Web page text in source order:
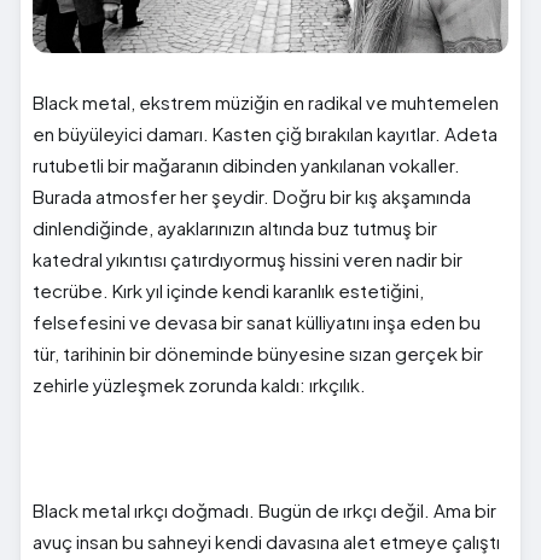
Black metal, ekstrem müziğin en radikal ve muhtemelen
en büyüleyici damarı. Kasten çiğ bırakılan kayıtlar. Adeta
rutubetli bir mağaranın dibinden yankılanan vokaller.
Burada atmosfer her şeydir. Doğru bir kış akşamında
dinlendiğinde, ayaklarınızın altında buz tutmuş bir
katedral yıkıntısı çatırdıyormuş hissini veren nadir bir
tecrübe. Kırk yıl içinde kendi karanlık estetiğini,
felsefesini ve devasa bir sanat külliyatını inşa eden bu
tür, tarihinin bir döneminde bünyesine sızan gerçek bir
zehirle yüzleşmek zorunda kaldı: ırkçılık.
Black metal ırkçı doğmadı. Bugün de ırkçı değil. Ama bir
avuç insan bu sahneyi kendi davasına alet etmeye çalıştı